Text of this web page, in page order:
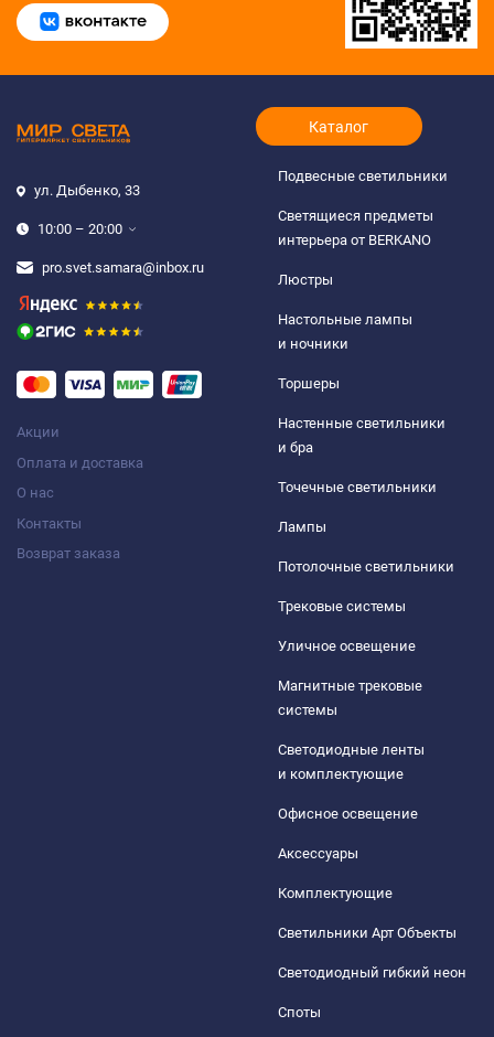
ул. Дыбенко, 33
10:00 – 20:00
pro.svet.samara@inbox.ru
Акции
Оплата и доставка
О нас
Контакты
Возврат заказа
Каталог
Подвесные светильники
Светящиеся предметы
интерьера от BERKANO
Люстры
Настольные лампы
и ночники
Торшеры
Настенные светильники
и бра
Точечные светильники
Лампы
Потолочные светильники
Трековые системы
Уличное освещение
Магнитные трековые
системы
Светодиодные ленты
и комплектующие
Офисное освещение
Аксессуары
Комплектующие
Светильники Арт Объекты
Светодиодный гибкий неон
Споты